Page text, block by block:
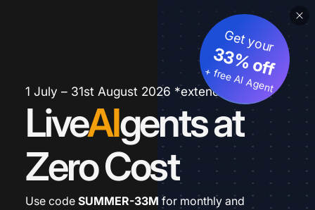
1 July – 31st August 2026 *extended
LiveAIgents at
Zero Cost
Get your
33% off
+ free AI Agent
Use code SUMMER-33M for monthly and